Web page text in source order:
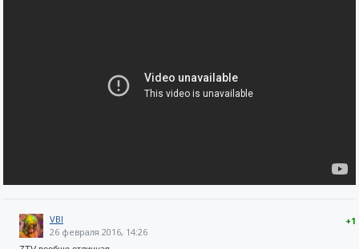
+1
VBI
26 февраля 2016, 14:26